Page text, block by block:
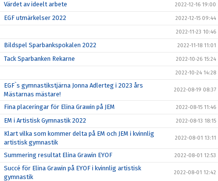
Värdet av ideelt arbete 2022-12-16 19:00
EGF utmärkelser 2022 2022-12-15 09:44
2022-11-23 10:46
Bildspel Sparbankspokalen 2022 2022-11-18 11:01
Tack Sparbanken Rekarne 2022-10-26 15:24
2022-10-24 14:28
EGF`s gymnastikstjärna Jonna Adlerteg i 2023 års
Mästarnas mästare!
2022-08-19 08:37
Fina placeringar för Elina Grawin på JEM 2022-08-15 11:46
EM i Artistisk Gymnastik 2022 2022-08-13 18:15
Klart vilka som kommer delta på EM och JEM i kvinnlig
artistisk gymnastik
2022-08-01 13:11
Summering resultat Elina Grawin EYOF 2022-08-01 12:53
Succé för Elina Grawin på EYOF i kvinnlig artistisk
gymnastik
2022-08-01 12:42